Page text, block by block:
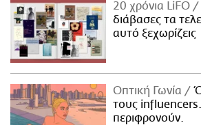
20 χρόνια LiFO
διάβασες τα
αυτό ξεχωρίζεις
Οπτική Γωνία
τους
περιφρονούν.